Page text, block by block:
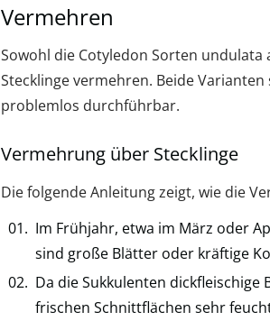
Vermehren
Sowohl die Cotyledon Sorten undulata
Stecklinge vermehren. Beide
problemlos durchführbar.
Vermehrung über Stecklinge
Die folgende Anleitung zeigt, wie die
Im Frühjahr, etwa im März oder
sind große Blätter oder kräftige
Da die Sukkulenten
frischen Schnittflächen sehr